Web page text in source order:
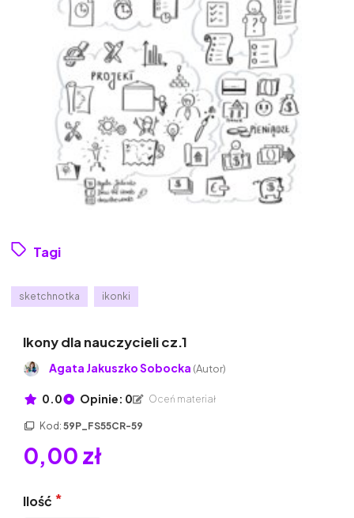
Tagi
sketchnotka ikonki
Ikony dla nauczycieli cz.1
Agata Jakuszko Sobocka (Autor)
0.0 Opinie: 0 Oceń materiał
Kod: 59P_FS55CR-59
0,00 zł
Ilość